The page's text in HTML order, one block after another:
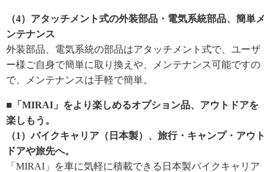
（4）アタッチメント式の外装部品・電気系統部品、簡単メ
ンテナンス
外装部品、電気系統の部品はアタッチメント式で、ユーザ
ー様ご自身で簡単に取り換えや、メンテナンス可能ですの
で、メンテナンスは手軽で簡単。
■「MIRAI」をより楽しめるオプション品、アウトドアを
楽しもう。
（1）バイクキャリア（日本製）、旅行・キャンプ・アウト
ドアや旅先へ。
「MIRAI」を車に気軽に積載できる日本製バイクキャリア